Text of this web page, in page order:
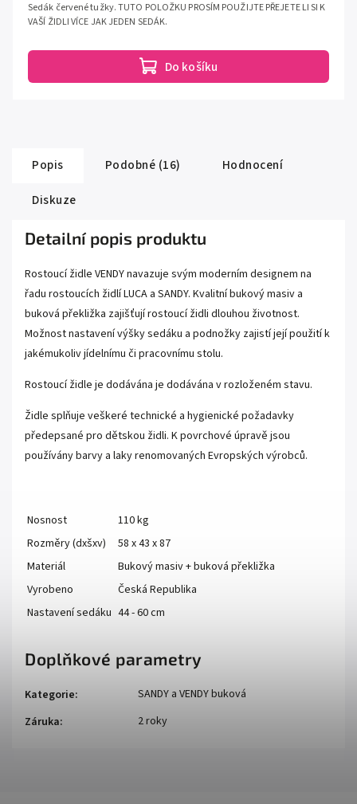
Do košíku
Sedák červené tužky. TUTO POLOŽKU PROSÍM POUŽIJTE PŘEJETE LI SI K
VAŠÍ ŽIDLI VÍCE JAK JEDEN SEDÁK.
Popis Podobné (16)
Hodnocení
Diskuze
Detailní popis produktu
Rostoucí židle VENDY navazuje svým moderním designem na
řadu rostoucích židlí LUCA a SANDY. Kvalitní bukový masiv a
buková překližka zajišťují rostoucí židli dlouhou životnost.
Možnost nastavení výšky sedáku a podnožky zajistí její použití k
jakémukoliv jídelnímu či pracovnímu stolu.
Rostoucí židle je dodávána je dodávána v rozloženém stavu.
Židle splňuje veškeré technické a hygienické požadavky
předepsané pro dětskou židli. K povrchové úpravě jsou
používány barvy a laky renomovaných Evropských výrobců.
Nosnost
110 kg
Rozměry (dxšxv)
58 x 43 x 87
Materiál
Bukový masiv + buková překližka
Vyrobeno
Česká Republika
Nastavení sedáku 44 - 60 cm
Doplňkové parametry
Kategorie:
SANDY a VENDY buková
Záruka: 2 roky